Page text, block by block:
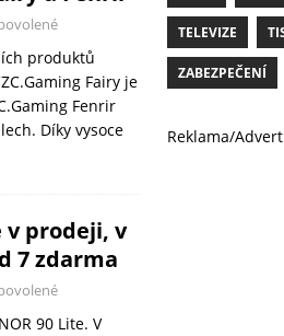
produktů
Fairy je
Fenrir
Díky vysoce
v prodeji, v
7 zdarma
90 Lite. V
TELEVIZE
ZABEZPEČENÍ
Reklama/